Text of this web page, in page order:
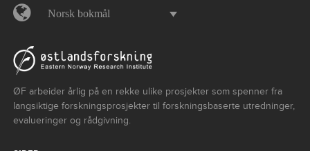
Norsk bokmål
ØF arbeider årlig på en rekke ulike prosjekter som spenner fra
langsiktige forskningsprosjekter til forskningsbaserte utredninger,
evalueringer og rådgivning.